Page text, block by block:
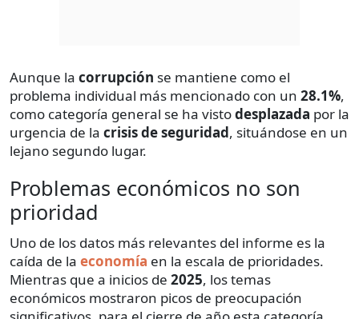
Aunque la corrupción se mantiene como el
problema individual más mencionado con un 28.1%,
como categoría general se ha vistodesplazada por la
urgencia de la crisis de seguridad, situándose en un
lejano segundo lugar.
Problemas económicos no son
prioridad
Uno de los datos más relevantes del informe es la
caída de la economía en la escala de prioridades.
Mientras que a inicios de 2025, los temas
económicos mostraron picos de preocupación